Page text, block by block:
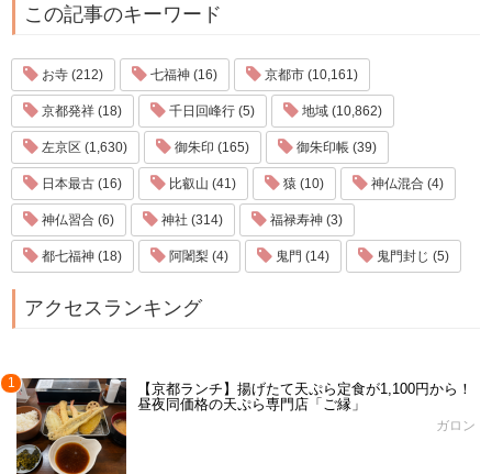
この記事のキーワード
お寺 (212) 七福神 (16) 京都市 (10,161)
京都発祥 (18) 千日回峰行 (5) 地域 (10,862)
左京区 (1,630) 御朱印 (165) 御朱印帳 (39)
日本最古 (16) 比叡山 (41) 猿 (10) 神仏混合 (4)
神仏習合 (6) 神社 (314) 福禄寿神 (3)
都七福神 (18) 阿闍梨 (4) 鬼門 (14) 鬼門封じ (5)
アクセスランキング
1
【京都ランチ】揚げたて天ぷら定食が1,100円から！
昼夜同価格の天ぷら専門店「ご縁」
ガロン